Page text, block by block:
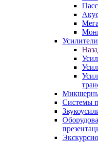
Усилители
Системы